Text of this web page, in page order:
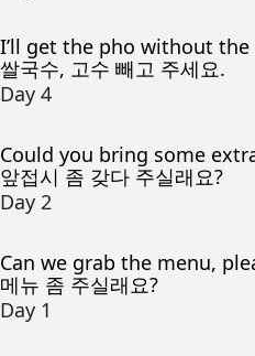
I’ll get the pho without
쌀국수, 고수 빼고 주세요.
Day 4
Could you bring some
앞접시 좀 갖다 주실래요?
Day 2
Can we grab the menu,
메뉴 좀 주실래요?
Day 1